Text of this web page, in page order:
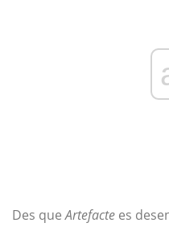
Des queArtefacte es